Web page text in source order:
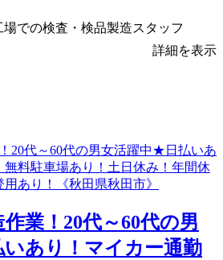
場での検査・検品製造スタッフ
詳細を表示
業！20代～60代の男
あり！マイカー通勤